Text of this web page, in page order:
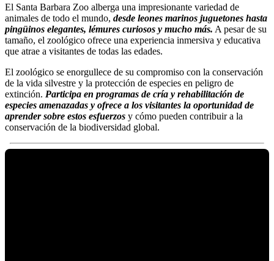
El Santa Barbara Zoo alberga una impresionante variedad de
animales de todo el mundo, desde leones marinos juguetones hasta
pingüinos elegantes, lémures curiosos y mucho más. A pesar de su
tamaño, el zoológico ofrece una experiencia inmersiva y educativa
que atrae a visitantes de todas las edades.
El zoológico se enorgullece de su compromiso con la conservación
de la vida silvestre y la protección de especies en peligro de
extinción. Participa en programas de cría y rehabilitación de
especies amenazadas y ofrece a los visitantes la oportunidad de
aprender sobre estos esfuerzos y cómo pueden contribuir a la
conservación de la biodiversidad global.